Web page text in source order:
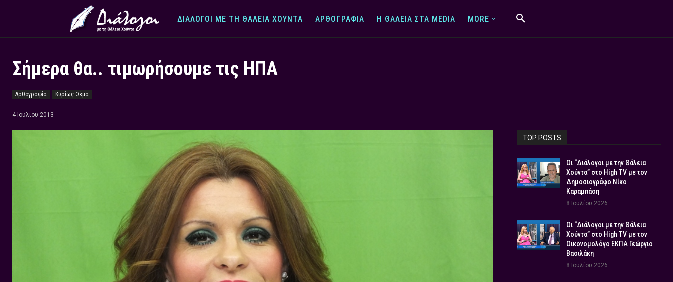
ΔΙΆΛΟΓΟΙ ΜΕ ΤΗ ΘΆΛΕΙΑ ΧΟΎΝΤΑ ΑΡΘΟΓΡΑΦΊΑ Η ΘΆΛΕΙΑ ΣΤΑ MEDIA MORE
Σήμερα θα.. τιμωρήσουμε τις ΗΠΑ
Αρθογραφία Κυρίως Θέμα
4 Ιουλίου 2013
TOP POSTS
Οι “Διάλογοι με την Θάλεια
Χούντα” στο High TV με τον
Δημοσιογράφο Νίκο
Καραμπάση
8 Ιουλίου 2026
Οι “Διάλογοι με την Θάλεια
Χούντα” στο High TV με τον
Οικονομολόγο ΕΚΠΑ Γεώργιο
Βασιλάκη
8 Ιουλίου 2026